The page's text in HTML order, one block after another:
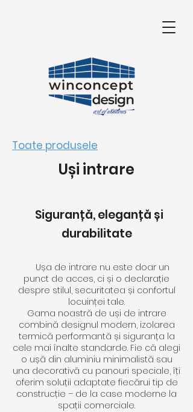
Toate produsele
Uși intrare
Siguranță, eleganță și
durabilitate
Ușa de intrare nu este doar un
punct de acces, ci și o declarație
despre stilul, securitatea și confortul
locuinței tale.
Gama noastră de uși de intrare
combină designul modern, izolarea
termică performantă și siguranța la
cele mai înalte standarde. Fie că alegi
o ușă din aluminiu minimalistă sau
una decorativă cu panouri speciale, îți
oferim soluții adaptate fiecărui tip de
construcție – de la case moderne la
spații comerciale.